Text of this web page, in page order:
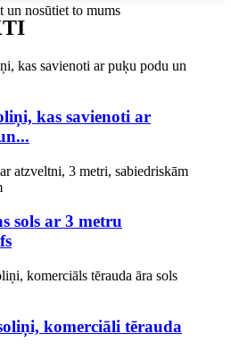
un nosūtiet to mums
kas savienoti ar
sols ar 3 metru
komerciāli tērauda